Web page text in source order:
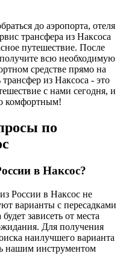
до аэропорта, отеля
трансфера из Наксоса
путешествие. После
всю необходимую
средстве прямо на
из Наксоса - это
с нами сегодня, и
комфортным!
по
в Наксос?
России в Наксос не
варианты с пересадками
зависеть от места
Для получения
наилучшего варианта
нашим инструментом